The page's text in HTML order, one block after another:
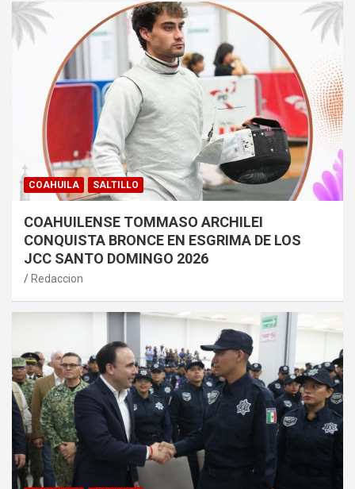
COAHUILA SALTILLO
COAHUILENSE TOMMASO ARCHILEI
CONQUISTA BRONCE EN ESGRIMA DE LOS
JCC SANTO DOMINGO 2026
Redaccion